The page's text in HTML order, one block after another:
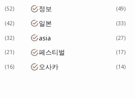
52 정보 49
42 일본 33
32 asia 27
21 페스티벌 17
16 오사카 14